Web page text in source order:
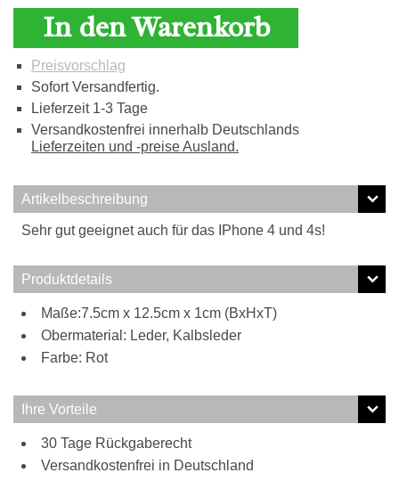
In den Warenkorb
Preisvorschlag
Sofort Versandfertig.
Lieferzeit 1-3 Tage
Versandkostenfrei innerhalb Deutschlands
Lieferzeiten und -preise Ausland.
Artikelbeschreibung
Sehr gut geeignet auch für das IPhone 4 und 4s!
Produktdetails
Maße:7.5cm x 12.5cm x 1cm (BxHxT)
Obermaterial: Leder, Kalbsleder
Farbe: Rot
Ihre Vorteile
30 Tage Rückgaberecht
Versandkostenfrei in Deutschland